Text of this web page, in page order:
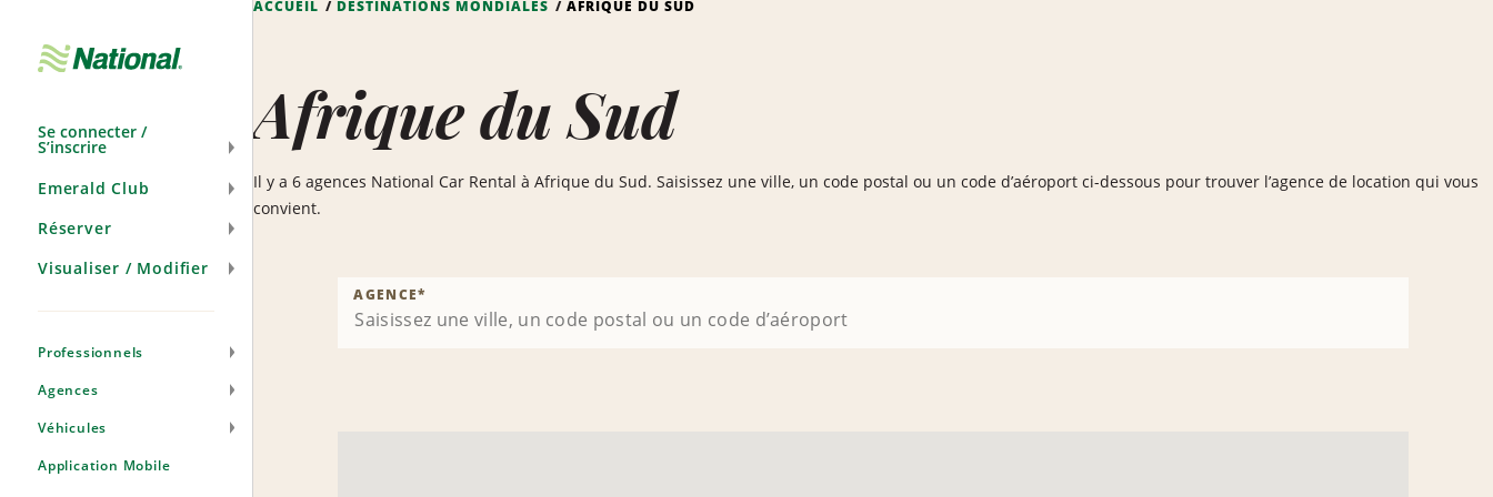
navigation
Se connecter /
S’inscrire
Emerald Club
Réserver
Visualiser / Modifier
Professionnels
Agences
Véhicules
Application Mobile
ACCUEIL DESTINATIONS MONDIALES AFRIQUE DU SUD
Afrique du Sud
Il y a 6 agences National Car Rental à Afrique du Sud. Saisissez une ville, un code postal ou un code d’aéroport ci-dessous pour trouver l’agence de location qui vous
convient.
AGENCE*